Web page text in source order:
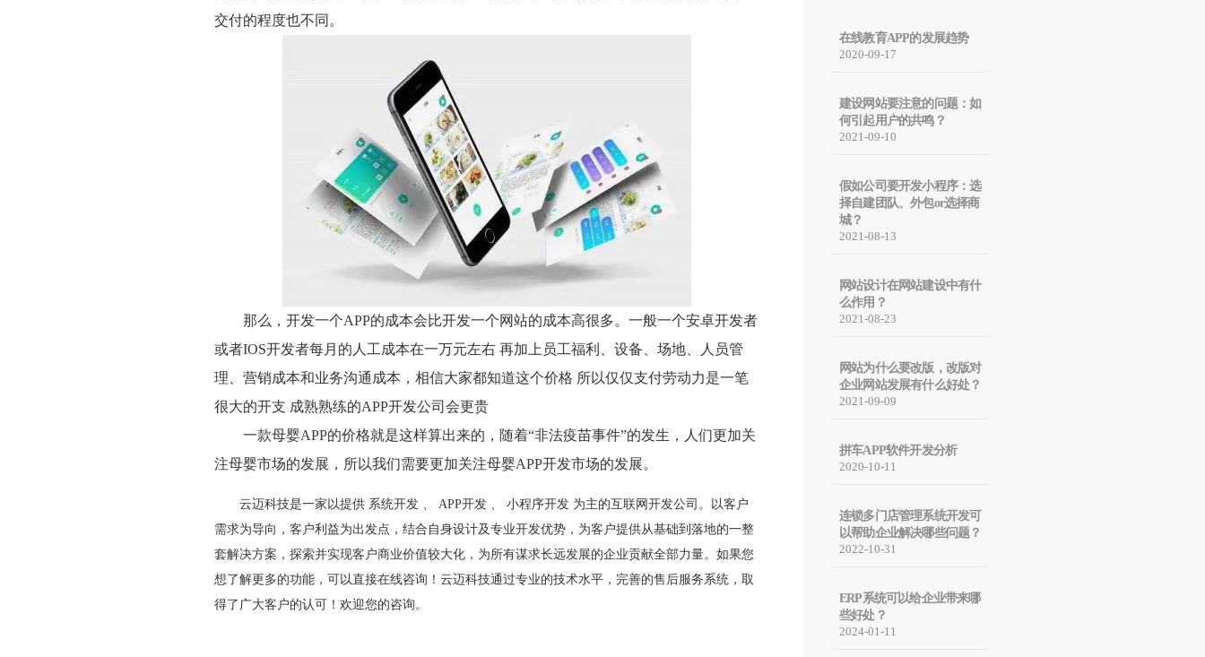
交付的程度也不同。
那么，开发一个APP的成本会比开发一个网站的成本高很多。一般一个安卓开发者
或者IOS开发者每月的人工成本在一万元左右 再加上员工福利、设备、场地、人员管
理、营销成本和业务沟通成本，相信大家都知道这个价格 所以仅仅支付劳动力是一笔
很大的开支 成熟熟练的APP开发公司会更贵
一款母婴APP的价格就是这样算出来的，随着“非法疫苗事件”的发生，人们更加关
注母婴市场的发展，所以我们需要更加关注母婴APP开发市场的发展。
云迈科技是一家以提供 系统开发 、 APP开发 、 小程序开发 为主的互联网开发公司。以客户
需求为导向，客户利益为出发点，结合自身设计及专业开发优势，为客户提供从基础到落地的一整
套解决方案，探索并实现客户商业价值较大化，为所有谋求长远发展的企业贡献全部力量。如果您
想了解更多的功能，可以直接在线咨询！云迈科技通过专业的技术水平，完善的售后服务系统，取
得了广大客户的认可！欢迎您的咨询。
在线教育APP的发展趋势
2020-09-17
建设网站要注意的问题：如
何引起用户的共鸣？
2021-09-10
假如公司要开发小程序：选
择自建团队、外包or选择商
城？
2021-08-13
网站设计在网站建设中有什
么作用？
2021-08-23
网站为什么要改版，改版对
企业网站发展有什么好处？
2021-09-09
拼车APP软件开发分析
2020-10-11
连锁多门店管理系统开发可
以帮助企业解决哪些问题？
2022-10-31
ERP系统可以给企业带来哪
些好处？
2024-01-11